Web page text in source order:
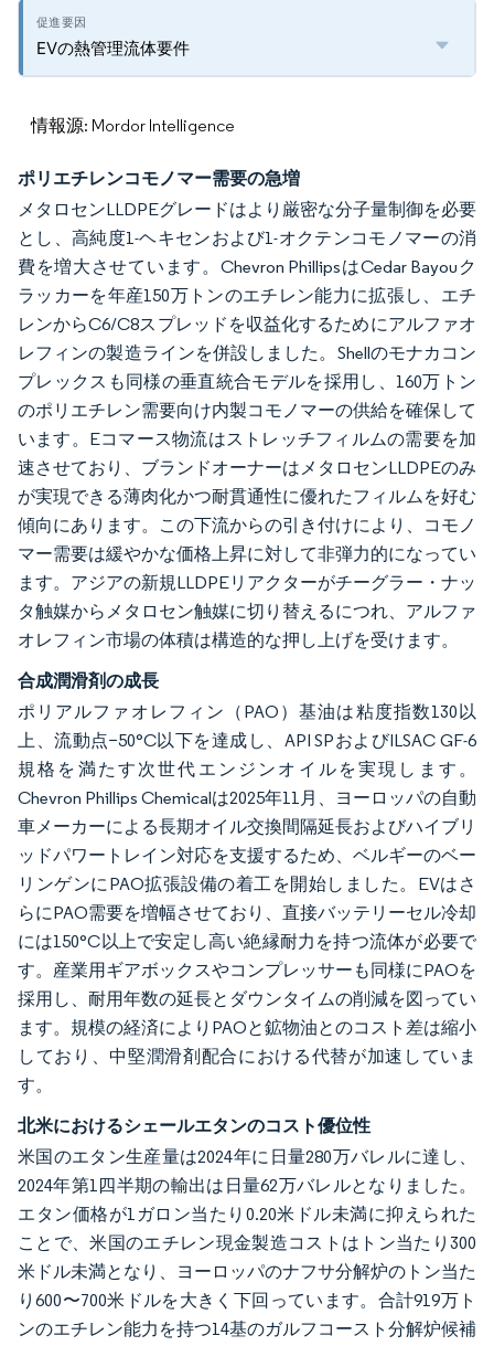
EVの熱管理流体要件
情報源: Mordor Intelligence
ポリエチレンコモノマー需要の急増
メタロセンLLDPEグレードはより厳密な分子量制御を必要
とし、高純度1-ヘキセンおよび1-オクテンコモノマーの消
費を増大させています。Chevron PhillipsはCedar Bayouク
ラッカーを年産150万トンのエチレン能力に拡張し、エチ
レンからC6/C8スプレッドを収益化するためにアルファオ
レフィンの製造ラインを併設しました。Shellのモナカコン
プレックスも同様の垂直統合モデルを採用し、160万トン
のポリエチレン需要向け内製コモノマーの供給を確保して
います。Eコマース物流はストレッチフィルムの需要を加
速させており、ブランドオーナーはメタロセンLLDPEのみ
が実現できる薄肉化かつ耐貫通性に優れたフィルムを好む
傾向にあります。この下流からの引き付けにより、コモノ
マー需要は緩やかな価格上昇に対して非弾力的になってい
ます。アジアの新規LLDPEリアクターがチーグラー・ナッ
タ触媒からメタロセン触媒に切り替えるにつれ、アルファ
オレフィン市場の体積は構造的な押し上げを受けます。
合成潤滑剤の成長
ポリアルファオレフィン（PAO）基油は粘度指数130以
上、流動点−50°C以下を達成し、API SPおよびILSAC GF-6
規格を満たす次世代エンジンオイルを実現します。
Chevron Phillips Chemicalは2025年11月、ヨーロッパの自動
車メーカーによる長期オイル交換間隔延長およびハイブリ
ッドパワートレイン対応を支援するため、ベルギーのベー
リンゲンにPAO拡張設備の着工を開始しました。EVはさ
らにPAO需要を増幅させており、直接バッテリーセル冷却
には150°C以上で安定し高い絶縁耐力を持つ流体が必要で
す。産業用ギアボックスやコンプレッサーも同様にPAOを
採用し、耐用年数の延長とダウンタイムの削減を図ってい
ます。規模の経済によりPAOと鉱物油とのコスト差は縮小
しており、中堅潤滑剤配合における代替が加速していま
す。
北米におけるシェールエタンのコスト優位性
米国のエタン生産量は2024年に日量280万バレルに達し、
2024年第1四半期の輸出は日量62万バレルとなりました。
エタン価格が1ガロン当たり0.20米ドル未満に抑えられた
ことで、米国のエチレン現金製造コストはトン当たり300
米ドル未満となり、ヨーロッパのナフサ分解炉のトン当た
り600〜700米ドルを大きく下回っています。合計919万ト
ンのエチレン能力を持つ14基のガルフコースト分解炉候補